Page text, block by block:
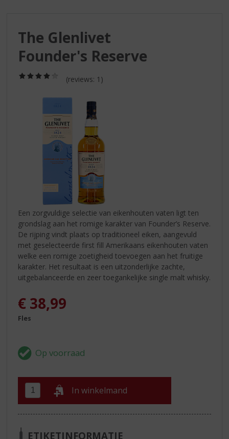
The Glenlivet
Founder's Reserve
/
(reviews: 1)
Een zorgvuldige selectie van eikenhouten vaten ligt ten
grondslag aan het romige karakter van Founder’s Reserve.
De rijping vindt plaats op traditioneel eiken, aangevuld
met geselecteerde first fill Amerikaans eikenhouten vaten
welke een romige zoetigheid toevoegen aan het fruitige
karakter. Het resultaat is een uitzonderlijke zachte,
uitgebalanceerde en zeer toegankelijke single malt whisky.
€ 38,99
Fles
In winkelmand
ETIKETINFORMATIE